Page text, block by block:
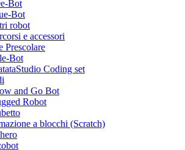
Bot
Bot
robot
e accessori
Prescolare
Bot
Coding set
and Go Bot
Robot
a blocchi (Scratch)